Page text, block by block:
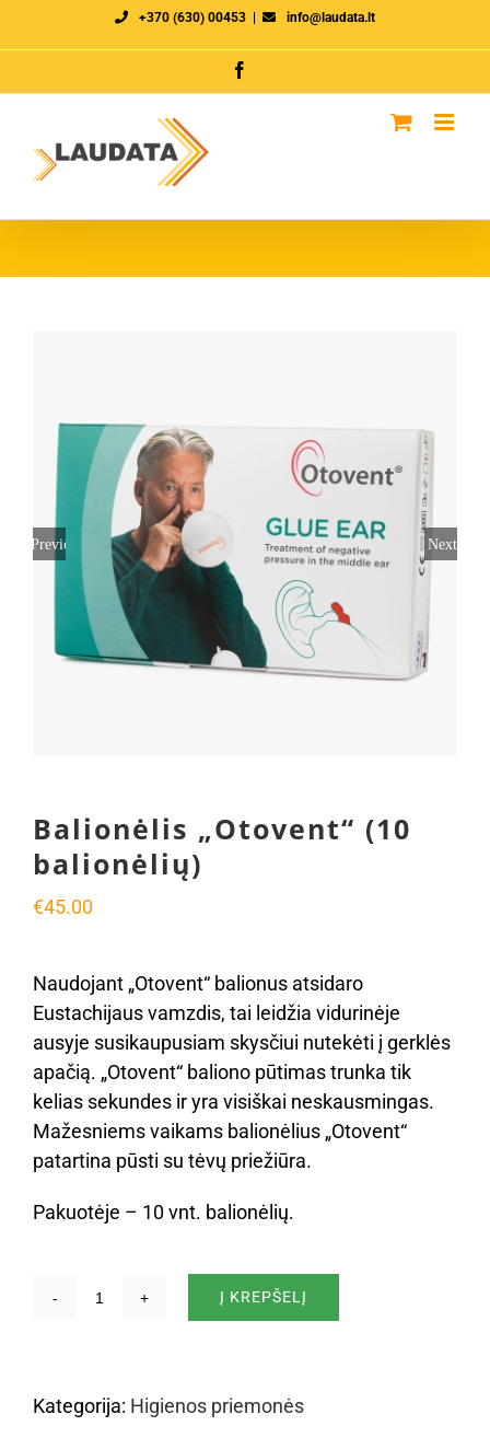
+370 (630) 00453 info@laudata.lt
Previous Next
Balionėlis „Otovent“ (10
balionėlių)
€45.00
Naudojant „Otovent“ balionus atsidaro
Eustachijaus vamzdis, tai leidžia vidurinėje
ausyje susikaupusiam skysčiui nutekėti į gerklės
apačią. „Otovent“ baliono pūtimas trunka tik
kelias sekundes ir yra visiškai neskausmingas.
Mažesniems vaikams balionėlius „Otovent“
patartina pūsti su tėvų priežiūra.
Pakuotėje – 10 vnt. balionėlių.
produkto
„Otovent“
Į KREPŠELĮ
Kategorija: Higienos priemonės